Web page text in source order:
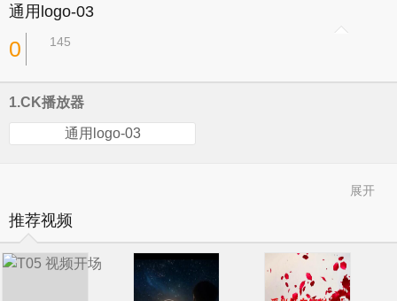
通用logo-03
0 145
1.CK播放器
通用logo-03
展开
推荐视频